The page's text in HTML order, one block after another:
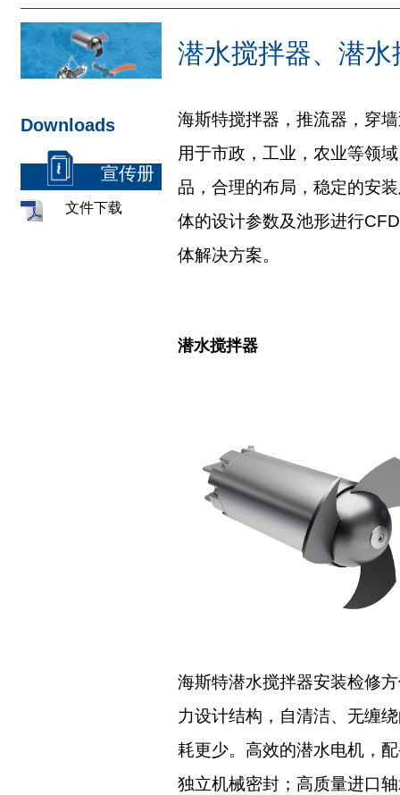
Downloads
宣传册
文件下载
潜水搅拌器、潜
海斯特搅拌器，推流器，穿
用于市政，工业，农业等领
品，合理的布局，稳定的安
体的设计参数及池形进行
体解决方案。
潜水搅拌器
海斯特潜水搅拌器安装检修
力设计结构，自清洁、无缠
耗更少。高效的潜水电机，
独立机械密封；高质量进口